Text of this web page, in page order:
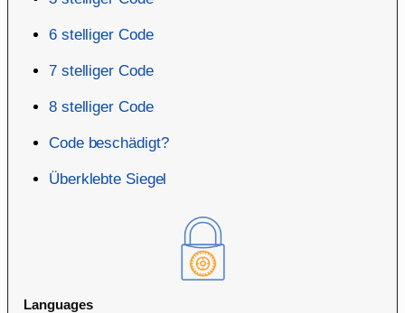
6 stelliger Code
7 stelliger Code
8 stelliger Code
Code beschädigt?
Überklebte Siegel
Languages